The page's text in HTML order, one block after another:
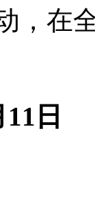
，在
日